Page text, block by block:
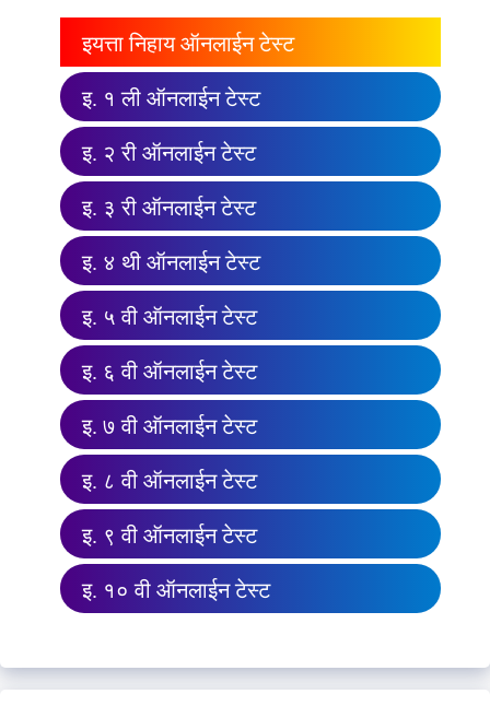
इयत्ता निहाय ऑनलाईन टेस्ट
इ. १ ली ऑनलाईन टेस्ट
इ. २ री ऑनलाईन टेस्ट
इ. ३ री ऑनलाईन टेस्ट
इ. ४ थी ऑनलाईन टेस्ट
इ. ५ वी ऑनलाईन टेस्ट
इ. ६ वी ऑनलाईन टेस्ट
इ. ७ वी ऑनलाईन टेस्ट
इ. ८ वी ऑनलाईन टेस्ट
इ. ९ वी ऑनलाईन टेस्ट
इ. १० वी ऑनलाईन टेस्ट